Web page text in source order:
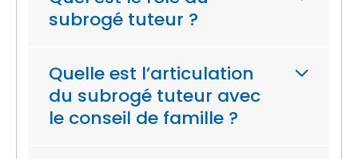
subrogé tuteur ?
Quelle est l’articulation
du subrogé tuteur avec
le conseil de famille ?